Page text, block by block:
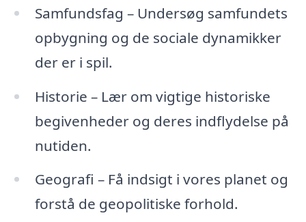
Samfundsfag – Undersøg samfundets
opbygning og de sociale dynamikker
der er i spil.
Historie – Lær om vigtige historiske
begivenheder og deres indflydelse på
nutiden.
Geografi – Få indsigt i vores planet og
forstå de geopolitiske forhold.